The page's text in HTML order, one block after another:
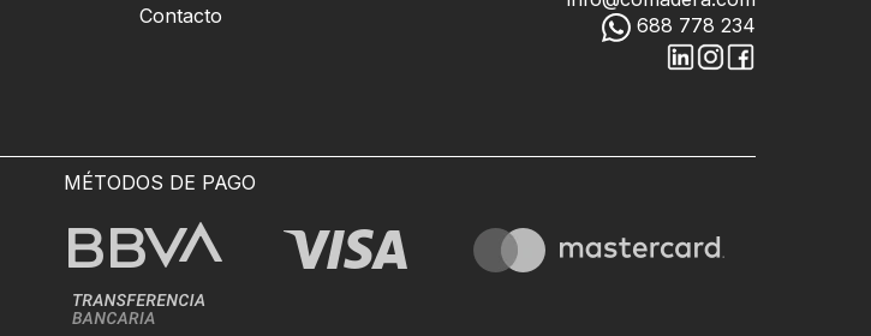
Contacto
688 778 234
MÉTODOS DE PAGO